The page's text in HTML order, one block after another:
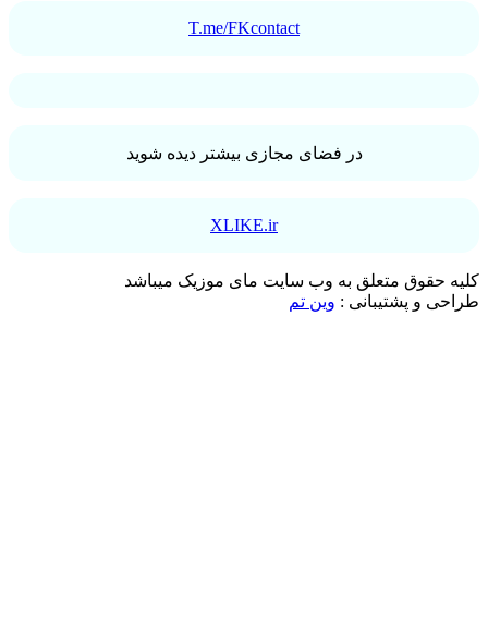
T.me/FKcontact
در فضای مجازی بیشتر دیده شوید
XLIKE.ir
کلیه حقوق متعلق به وب سایت مای موزیک میباشد
طراحی و پشتیبانی : وین تم